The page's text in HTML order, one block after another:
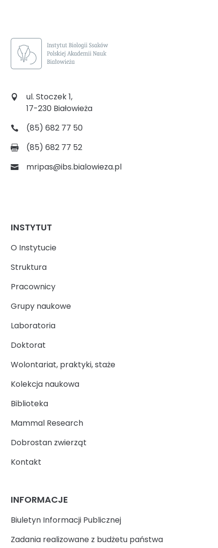
ul. Stoczek 1,
17-230 Białowieża
(85) 682 77 50
(85) 682 77 52
mripas@ibs.bialowieza.pl
INSTYTUT
O Instytucie
Struktura
Pracownicy
Grupy naukowe
Laboratoria
Doktorat
Wolontariat, praktyki, staże
Kolekcja naukowa
Biblioteka
Mammal Research
Dobrostan zwierząt
Kontakt
INFORMACJE
Biuletyn Informacji Publicznej
Zadania realizowane z budżetu państwa